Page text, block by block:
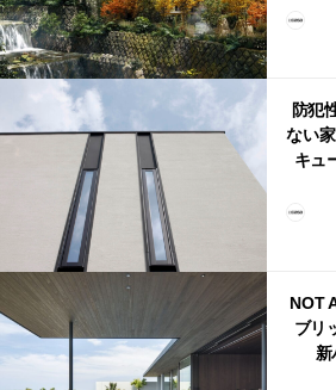
防犯
ない
キュ
NOT
ブリ
新